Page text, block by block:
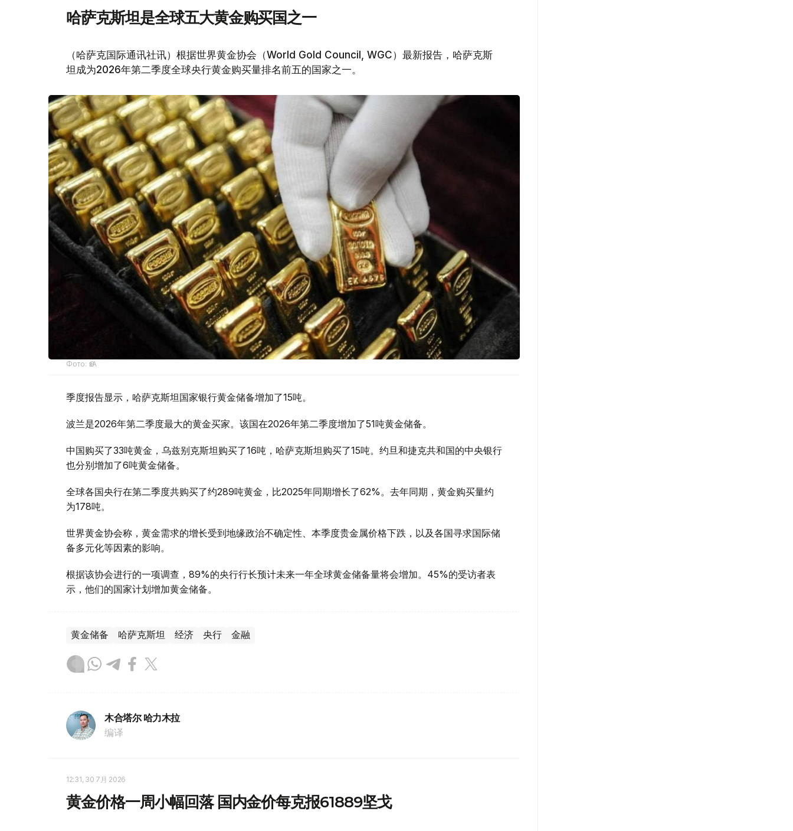
哈萨克斯坦是全球五大黄金购买国之一
（哈萨克国际通讯社讯）根据世界黄金协会（World Gold Council, WGC）最新报告，哈萨克斯
坦成为2026年第二季度全球央行黄金购买量排名前五的国家之一。
Фото: ӨзА
季度报告显示，哈萨克斯坦国家银行黄金储备增加了15吨。
波兰是2026年第二季度最大的黄金买家。该国在2026年第二季度增加了51吨黄金储备。
中国购买了33吨黄金，乌兹别克斯坦购买了16吨，哈萨克斯坦购买了15吨。约旦和捷克共和国的中央银行
也分别增加了6吨黄金储备。
全球各国央行在第二季度共购买了约289吨黄金，比2025年同期增长了62%。去年同期，黄金购买量约
为178吨。
世界黄金协会称，黄金需求的增长受到地缘政治不确定性、本季度贵金属价格下跌，以及各国寻求国际储
备多元化等因素的影响。
根据该协会进行的一项调查，89%的央行行长预计未来一年全球黄金储备量将会增加。45%的受访者表
示，他们的国家计划增加黄金储备。
黄金储备 哈萨克斯坦 经济 央行 金融
木合塔尔 哈力木拉
编译
12:31, 30 7月 2026
黄金价格一周小幅回落 国内金价每克报61889坚戈